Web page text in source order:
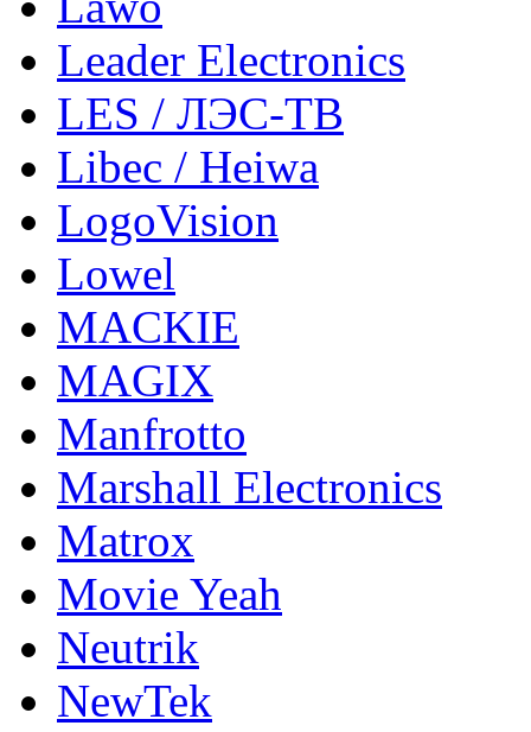
Leader Electronics
LES / ЛЭС-ТВ
Libec / Heiwa
LogoVision
Lowel
MACKIE
MAGIX
Manfrotto
Marshall Electronics
Matrox
Movie Yeah
Neutrik
NewTek